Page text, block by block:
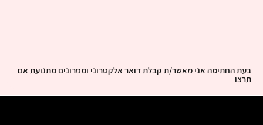
בעת החתימה אני מאשר/ת קבלת דואר אלקטרוני ומסרונים מתנועת אם
תרצו